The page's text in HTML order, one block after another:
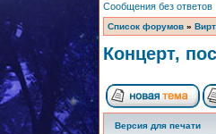
Сообщения без ответов
Список форумов »
Концерт,
Версия для печати